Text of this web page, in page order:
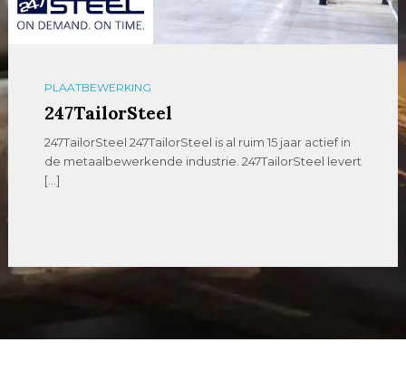
PLAATBEWERKING
247TailorSteel
247TailorSteel 247TailorSteel is al ruim 15 jaar actief in
de metaalbewerkende industrie. 247TailorSteel levert
[…]